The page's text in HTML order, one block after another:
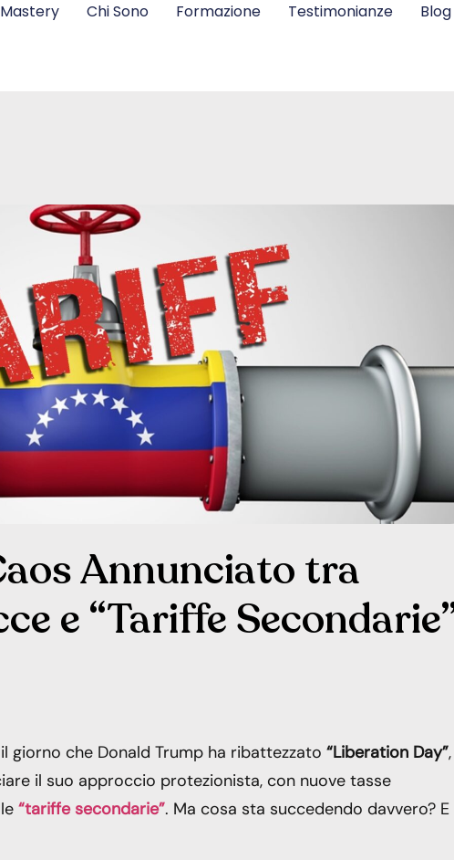
Chi Sono Formazione Testimonianze Blog
Annunciato tra
e “Tariffe
il giorno che Donald Trump ha ribattezzato “Liberation Day”,
il suo approccio protezionista, con nuove tasse
“tariffe secondarie”. Ma cosa sta succedendo davvero? E